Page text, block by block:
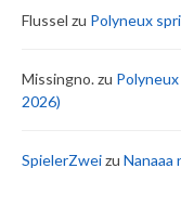
Flussel zu Polyneux
Missingno.zu
2026)
SpielerZweizu Nanaaa